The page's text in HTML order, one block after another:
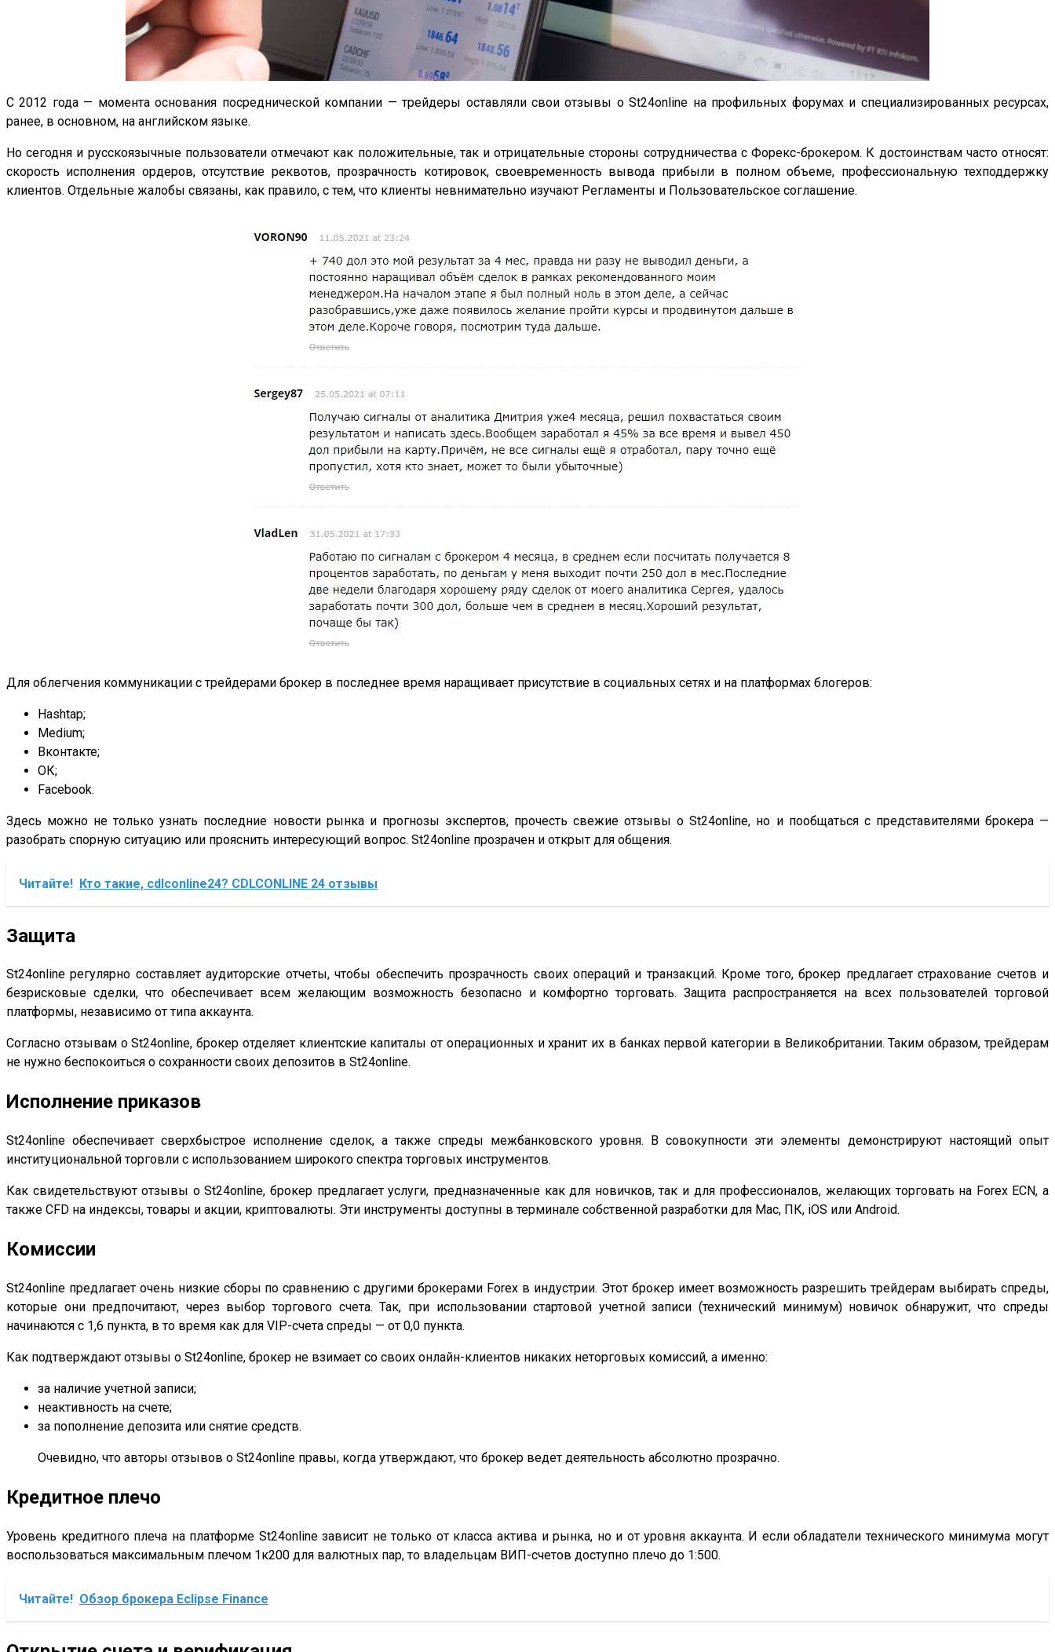
С 2012 года — момента основания посреднической компании — трейдеры оставляли свои отзывы о St24online на профильных форумах и специализированных ресурсах,
ранее, в основном, на английском языке.
Но сегодня и русскоязычные пользователи отмечают как положительные, так и отрицательные стороны сотрудничества с Форекс-брокером. К достоинствам часто относят:
скорость исполнения ордеров, отсутствие реквотов, прозрачность котировок, своевременность вывода прибыли в полном объеме, профессиональную техподдержку
клиентов. Отдельные жалобы связаны, как правило, с тем, что клиенты невнимательно изучают Регламенты и Пользовательское соглашение.
Для облегчения коммуникации с трейдерами брокер в последнее время наращивает присутствие в социальных сетях и на платформах блогеров:
Hashtap;
Medium;
Вконтакте;
ОК;
Facebook.
Здесь можно не только узнать последние новости рынка и прогнозы экспертов, прочесть свежие отзывы о St24online, но и пообщаться с представителями брокера —
разобрать спорную ситуацию или прояснить интересующий вопрос. St24online прозрачен и открыт для общения.
Читайте! Кто такие, cdlconline24? CDLCONLINE 24 отзывы
Защита
St24online регулярно составляет аудиторские отчеты, чтобы обеспечить прозрачность своих операций и транзакций. Кроме того, брокер предлагает страхование счетов и
безрисковые сделки, что обеспечивает всем желающим возможность безопасно и комфортно торговать. Защита распространяется на всех пользователей торговой
платформы, независимо от типа аккаунта.
Согласно отзывам о St24online, брокер отделяет клиентские капиталы от операционных и хранит их в банках первой категории в Великобритании. Таким образом, трейдерам
не нужно беспокоиться о сохранности своих депозитов в St24online.
Исполнение приказов
St24online обеспечивает сверхбыстрое исполнение сделок, а также спреды межбанковского уровня. В совокупности эти элементы демонстрируют настоящий опыт
институциональной торговли с использованием широкого спектра торговых инструментов.
Как свидетельствуют отзывы о St24online, брокер предлагает услуги, предназначенные как для новичков, так и для профессионалов, желающих торговать на Forex ECN, а
также CFD на индексы, товары и акции, криптовалюты. Эти инструменты доступны в терминале собственной разработки для Mac, ПК, iOS или Android.
Комиссии
St24online предлагает очень низкие сборы по сравнению с другими брокерами Forex в индустрии. Этот брокер имеет возможность разрешить трейдерам выбирать спреды,
которые они предпочитают, через выбор торгового счета. Так, при использовании стартовой учетной записи (технический минимум) новичок обнаружит, что спреды
начинаются с 1,6 пункта, в то время как для VIP-счета спреды — от 0,0 пункта.
Как подтверждают отзывы о St24online, брокер не взимает со своих онлайн-клиентов никаких неторговых комиссий, а именно:
за наличие учетной записи;
неактивность на счете;
за пополнение депозита или снятие средств.
Очевидно, что авторы отзывов о St24online правы, когда утверждают, что брокер ведет деятельность абсолютно прозрачно.
Кредитное плечо
Уровень кредитного плеча на платформе St24online зависит не только от класса актива и рынка, но и от уровня аккаунта. И если обладатели технического минимума могут
воспользоваться максимальным плечом 1к200 для валютных пар, то владельцам ВИП-счетов доступно плечо до 1:500.
Читайте! Обзор брокера Eclipse Finance